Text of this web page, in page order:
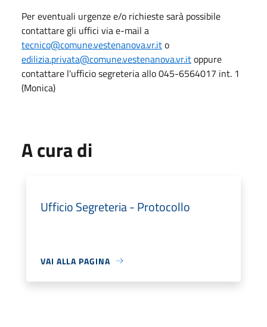
Per eventuali urgenze e/o richieste sarà possibile
contattare gli uffici via e-mail a
tecnico@comune.vestenanova.vr.ito
edilizia.privata@comune.vestenanova.vr.itoppure
contattare l'ufficio segreteria allo 045-6564017 int. 1
(Monica)
A cura di
Ufficio Segreteria - Protocollo
VAI ALLA PAGINA